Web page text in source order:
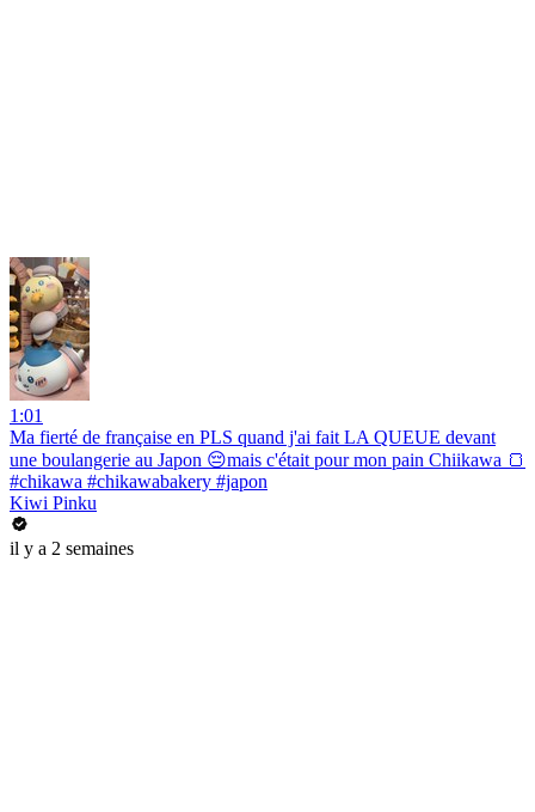
1:01
Ma fierté de française en PLS quand j'ai fait LA QUEUE devant
une boulangerie au Japon 😔mais c'était pour mon pain Chiikawa 🍞
#chikawa #chikawabakery #japon
Kiwi Pinku
il y a 2 semaines